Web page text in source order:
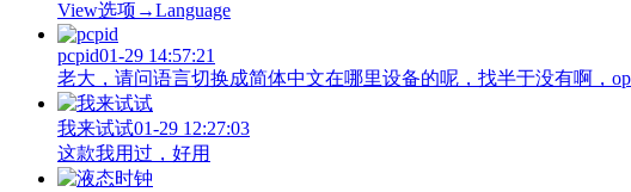
View‌选项→Language
pcpid01-29 14:57:21
老大，请问语言切换成简体中文在哪里设备的呢，找半于没有啊，
我来试试01-29 12:27:03
这款我用过，好用